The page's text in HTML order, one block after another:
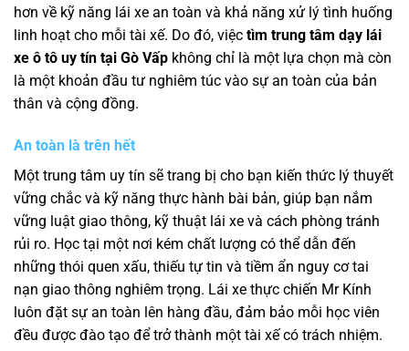
hơn về kỹ năng lái xe an toàn và khả năng xử lý tình huống
linh hoạt cho mỗi tài xế. Do đó, việc tìm trung tâm dạy lái
xe ô tô uy tín tại Gò Vấp không chỉ là một lựa chọn mà còn
là một khoản đầu tư nghiêm túc vào sự an toàn của bản
thân và cộng đồng.
An toàn là trên hết
Một trung tâm uy tín sẽ trang bị cho bạn kiến thức lý thuyết
vững chắc và kỹ năng thực hành bài bản, giúp bạn nắm
vững luật giao thông, kỹ thuật lái xe và cách phòng tránh
rủi ro. Học tại một nơi kém chất lượng có thể dẫn đến
những thói quen xấu, thiếu tự tin và tiềm ẩn nguy cơ tai
nạn giao thông nghiêm trọng. Lái xe thực chiến Mr Kính
luôn đặt sự an toàn lên hàng đầu, đảm bảo mỗi học viên
đều được đào tạo để trở thành một tài xế có trách nhiệm.